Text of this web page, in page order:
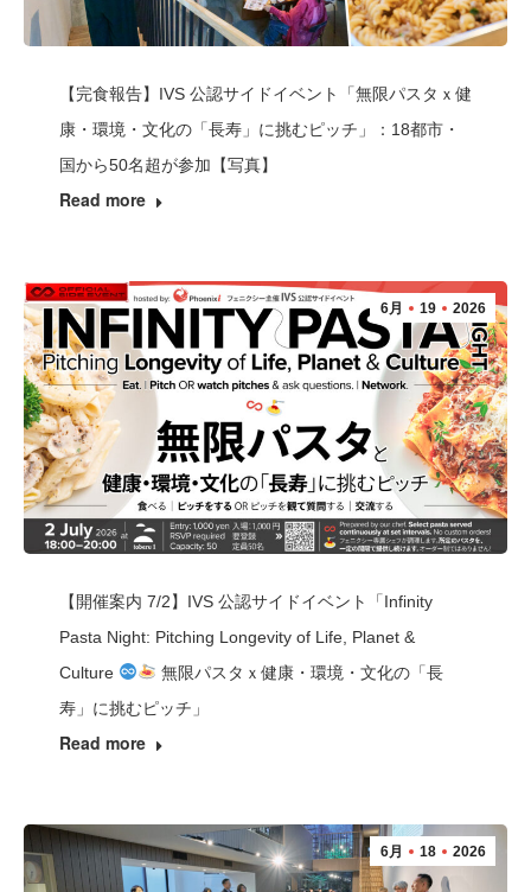
【完食報告】IVS 公認サイドイベント「無限パスタｘ健
康・環境・文化の「長寿」に挑むピッチ」：18都市・
国から50名超が参加【写真】
Read more
6月 19 2026
【開催案内 7/2】IVS 公認サイドイベント「Infinity
Pasta Night: Pitching Longevity of Life, Planet &
Culture
無限パスタｘ健康・環境・文化の「長
寿」に挑むピッチ」
Read more
6月 18 2026